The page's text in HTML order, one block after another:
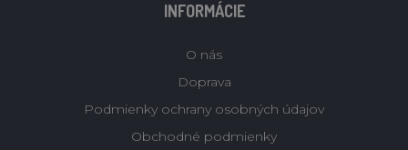
INFORMÁCIE
O nás
Doprava
Podmienky ochrany osobných údajov
Obchodné podmienky